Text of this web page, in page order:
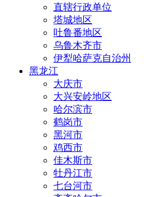
直辖行政单位
塔城地区
吐鲁番地区
乌鲁木齐市
伊犁哈萨克自治州
黑龙江
大庆市
大兴安岭地区
哈尔滨市
鹤岗市
黑河市
鸡西市
佳木斯市
牡丹江市
七台河市